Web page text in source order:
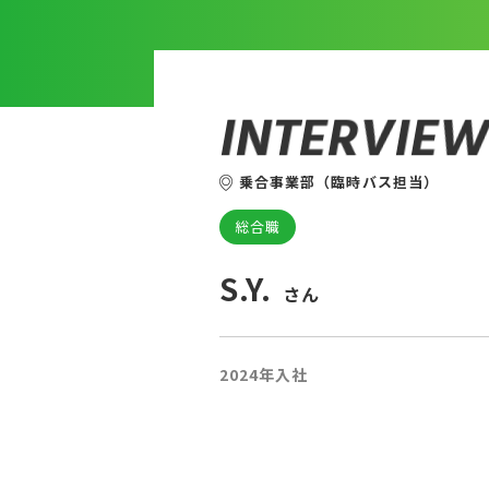
I
NTERVIE
乗合事業部（臨時バス担当）
総合職
S.Y. さん
2024年入社